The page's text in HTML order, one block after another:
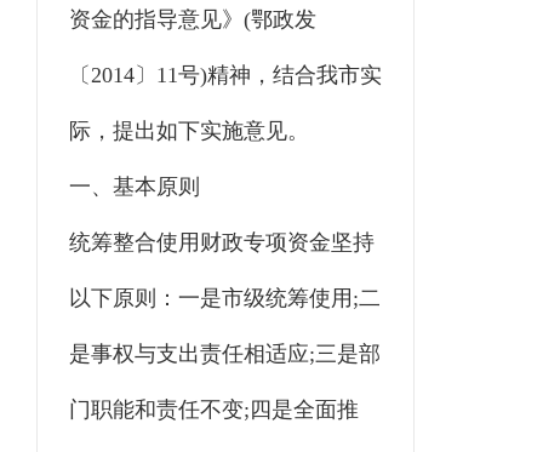
资金的指导意见》(鄂政发
〔2014〕11号)精神，结合我市实
际，提出如下实施意见。
一、基本原则
统筹整合使用财政专项资金坚持
以下原则：一是市级统筹使用;二
是事权与支出责任相适应;三是部
门职能和责任不变;四是全面推